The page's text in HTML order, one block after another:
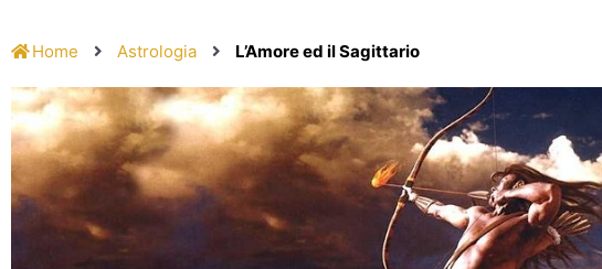
Home Astrologia L’Amore ed il Sagittario